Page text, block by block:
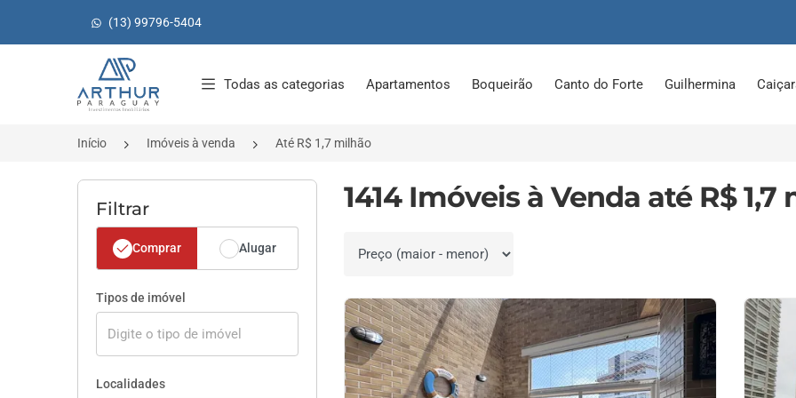
(13) 99796-5404
Página inicial
Todas as categorias Apartamentos Boqueirão Canto do Forte Guilhermina
Início Imóveis à venda Até R$ 1,7 milhão
Filtrar
Comprar Alugar
Tipos de imóvel
Localidades
1414 Imóveis à Venda até R$ 1,7
Ordenar por